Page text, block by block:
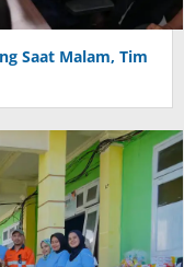
Saat Malam, Tim